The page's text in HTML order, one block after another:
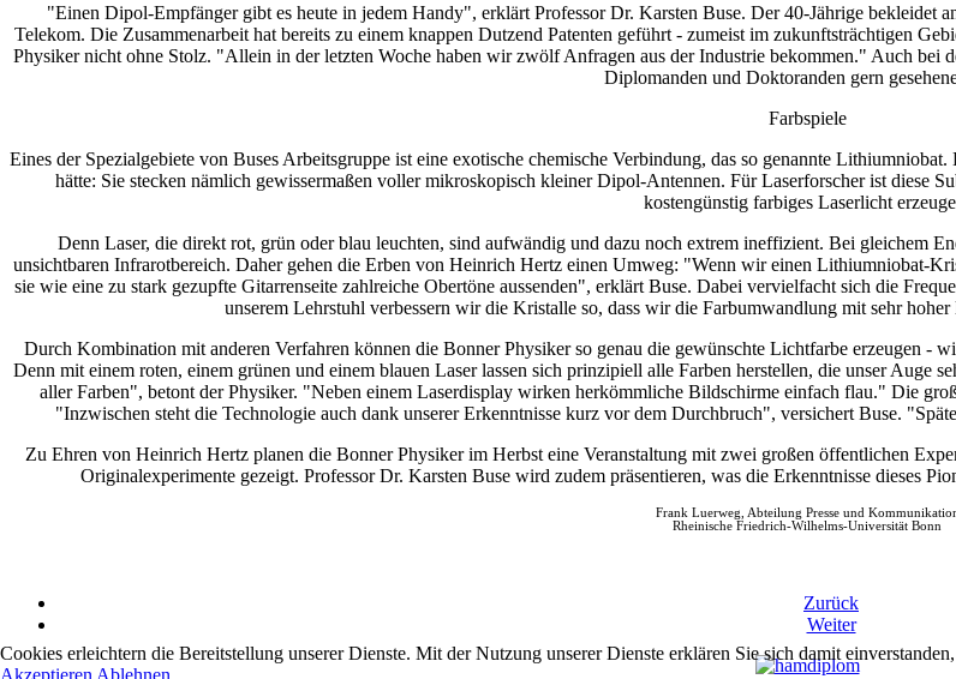
"Einen Dipol-Empfänger gibt es heute in jedem Handy", erklärt Professor Dr. Karsten Buse. Der 40-Jährige bekleidet
Telekom. Die Zusammenarbeit hat bereits zu einem knappen Dutzend Patenten geführt - zumeist im zukunftsträchtigen
Physiker nicht ohne Stolz. "Allein in der letzten Woche haben wir zwölf Anfragen aus der Industrie bekommen." Auch bei
Diplomanden und Doktoranden gern
Farbspiele
Eines der Spezialgebiete von Buses Arbeitsgruppe ist eine exotische chemische Verbindung, das so genannte
hätte: Sie stecken nämlich gewissermaßen voller mikroskopisch kleiner Dipol-Antennen. Für Laserforscher ist diese
kostengünstig farbiges Laserlicht
Denn Laser, die direkt rot, grün oder blau leuchten, sind aufwändig und dazu noch extrem ineffizient. Bei gleichem
unsichtbaren Infrarotbereich. Daher gehen die Erben von Heinrich Hertz einen Umweg: "Wenn wir einen Lithiumniobat-
sie wie eine zu stark gezupfte Gitarrenseite zahlreiche Obertöne aussenden", erklärt Buse. Dabei vervielfacht sich die
unserem Lehrstuhl verbessern wir die Kristalle so, dass wir die Farbumwandlung mit sehr
Durch Kombination mit anderen Verfahren können die Bonner Physiker so genau die gewünschte Lichtfarbe erzeugen -
Denn mit einem roten, einem grünen und einem blauen Laser lassen sich prinzipiell alle Farben herstellen, die unser Auge
aller Farben", betont der Physiker. "Neben einem Laserdisplay wirken herkömmliche Bildschirme einfach flau." Die
"Inzwischen steht die Technologie auch dank unserer Erkenntnisse kurz vor dem Durchbruch", versichert Buse.
Zu Ehren von Heinrich Hertz planen die Bonner Physiker im Herbst eine Veranstaltung mit zwei großen öffentlichen
Originalexperimente gezeigt. Professor Dr. Karsten Buse wird zudem präsentieren, was die Erkenntnisse dieses
Frank Luerweg, Abteilung Presse und
Rheinische Friedrich-Wilhelms-Universität Bonn
Zurück
Weiter
Cookies erleichtern die Bereitstellung unserer Dienste. Mit der Nutzung unserer Dienste erklären Sie sich damit
Akzeptieren Ablehnen